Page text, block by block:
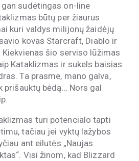
sudėtingas on-line
būtų per žiaurus
kuri valdys milijonų žaidėjų
kovas Starcraft, Diablo ir
šio serviso lūžimas
Kataklizmas ir sukels baisias
Ta prasme, mano galva,
prišauktų bėdą… Nors gal
turi potencialo tapti
tačiau jei vyktų lažybos
ant eilutės „Naujas
Visi žinom, kad Blizzard